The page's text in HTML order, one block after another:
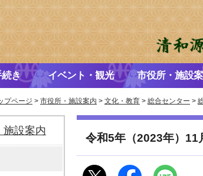
き イベント・観光 市役所・施設
プページ > 市役所・施設案内 > 文化・教育 > 総合センター >
令和5年（2023年）11
施設案内